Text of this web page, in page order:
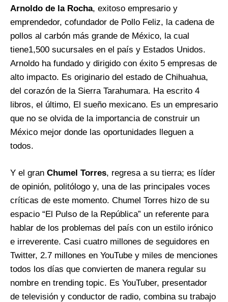
Arnoldo de la Rocha, exitoso empresario y
emprendedor, cofundador de Pollo Feliz, la cadena de
pollos al carbón más grande de México, la cual
tiene1,500 sucursales en el país y Estados Unidos.
Arnoldo ha fundado y dirigido con éxito 5 empresas de
alto impacto. Es originario del estado de Chihuahua,
del corazón de la Sierra Tarahumara. Ha escrito 4
libros, el último, El sueño mexicano. Es un empresario
que no se olvida de la importancia de construir un
México mejor donde las oportunidades lleguen a
todos.
Y el gran Chumel Torres, regresa a su tierra; es líder
de opinión, politólogo y, una de las principales voces
críticas de este momento. Chumel Torres hizo de su
espacio “El Pulso de la República” un referente para
hablar de los problemas del país con un estilo irónico
e irreverente. Casi cuatro millones de seguidores en
Twitter, 2.7 millones en YouTube y miles de menciones
todos los días que convierten de manera regular su
nombre en trending topic. Es YouTuber, presentador
de televisión y conductor de radio, combina su trabajo